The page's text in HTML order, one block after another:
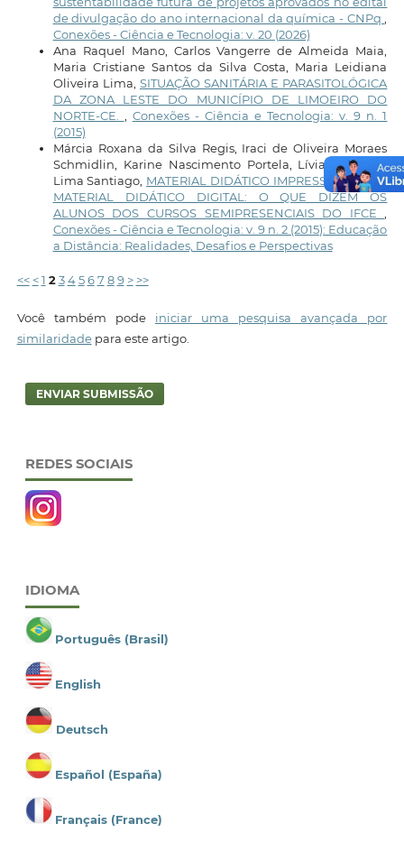
de divulgação do ano internacional da química - CNPq
Conexões - Ciência e Tecnologia: v. 20 (2026)
Ana Raquel Mano, Carlos Vangerre de Almeida Maia,
Maria Cristiane Santos da Silva Costa, Maria Leidiana
Oliveira Lima, SITUAÇÃO SANITÁRIA E PARASITOLÓGICA
DA ZONA LESTE DO MUNICÍPIO DE LIMOEIRO DO
NORTE-CE.
Conexões - Ciência e Tecnologia: v. 9 n. 1
(2015)
Márcia Roxana da Silva Regis, Iraci de Oliveira Moraes
Schmidlin, Karine Nascimento Portela, Lívia Maria de
Lima Santiago, MATERIAL DIDÁTICO IMPRESSO VERSUS
MATERIAL DIDÁTICO DIGITAL: O QUE DIZEM OS
ALUNOS DOS CURSOS SEMIPRESENCIAIS DO IFCE
Conexões - Ciência e Tecnologia: v. 9 n. 2 (2015): Educação
a Distância: Realidades, Desafios e Perspectivas
<< < 1 2 3 4 5 6 7 8 9 > >>
Você também pode iniciar uma pesquisa avançada por
similaridadepara este artigo.
ENVIAR SUBMISSÃO
REDES SOCIAIS
IDIOMA
Português (Brasil)
English
Deutsch
Español (España)
Français (France)